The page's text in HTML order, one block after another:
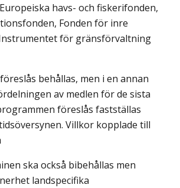
havs- och fiskerifonden,
Fonden för inre
för gränsförvaltning
behållas, men i en annan
av medlen för de sista
föreslås fastställas
Villkor kopplade till
ska också bibehållas men
landspecifika